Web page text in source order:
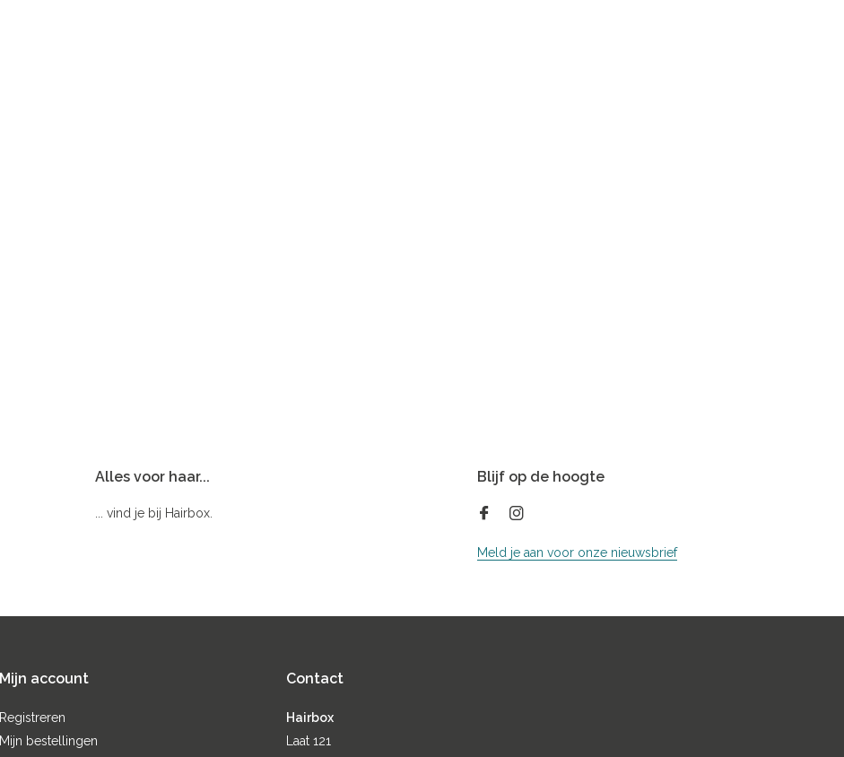
Alles voor haar...
... vind je bij Hairbox.
Blijf op de hoogte
Meld je aan voor onze nieuwsbrief
Mijn account
Registreren
Mijn bestellingen
Contact
Hairbox
Laat 121